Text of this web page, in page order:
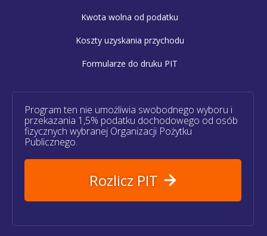
Kwota wolna od podatku
Koszty uzyskania przychodu
Formularze do druku PIT
Program ten nie umożliwia swobodnego wyboru i
przekazania 1,5% podatku dochodowego od osób
fizycznych wybranej Organizacji Pożytku
Publicznego.
Rozlicz PIT